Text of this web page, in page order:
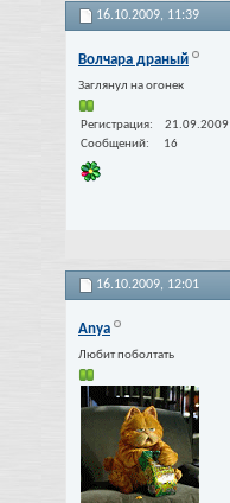
16.10.2009, 11:39
Волчара драный
Заглянул на огонек
Регистрация
21.09.2009
Сообщений
16
16.10.2009, 12:01
Anya
Любит поболтать